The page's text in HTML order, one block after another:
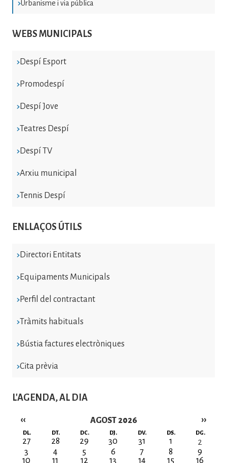
Urbanisme i via pública
WEBS MUNICIPALS
Despí Esport
Promodespí
Despí Jove
Teatres Despí
Despí TV
Arxiu municipal
Tennis Despí
ENLLAÇOS ÚTILS
Directori Entitats
Equipaments Municipals
Perfil del contractant
Tràmits habituals
Bústia factures electròniques
Cita prèvia
L'AGENDA, AL DIA
AGOST 2026
Paginació
‹‹ ››
DL. DT. DC. DJ. DV. DS. DG.
27 28 29 30 31 1
2
3
4 5 6 7 8
9
10
11 12 13 14 15 16